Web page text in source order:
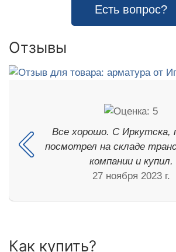
Есть вопрос?
Отзывы
Все хорошо. С Иркутска,
посмотрел на складе
компании и купил.
27 ноября 2023 г.
Как купить?